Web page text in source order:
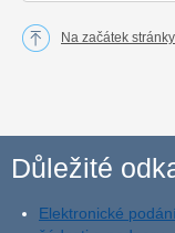
Na začátek stránky
Důležité
Elektronické